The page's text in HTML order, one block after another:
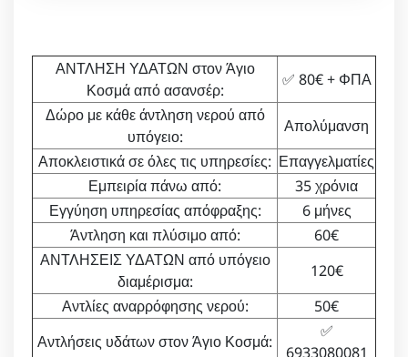
ΑΝΤΛΗΣΗ ΥΔΑΤΩΝ στον Άγιο
Κοσμά από ασανσέρ:
✅ 80€ + ΦΠΑ
Δώρο με κάθε άντληση νερού από
υπόγειο:
Απολύμανση
Αποκλειστικά σε όλες τις υπηρεσίες: Επαγγελματίες
Εμπειρία πάνω από:
35 χρόνια
Εγγύηση υπηρεσίας απόφραξης:
6 μήνες
Άντληση και πλύσιμο από:
60€
ΑΝΤΛΗΣΕΙΣ ΥΔΑΤΩΝ από υπόγειο
διαμέρισμα:
120€
Αντλίες αναρρόφησης νερού:
50€
Αντλήσεις υδάτων στον Άγιο Κοσμά:
✅
6933080081